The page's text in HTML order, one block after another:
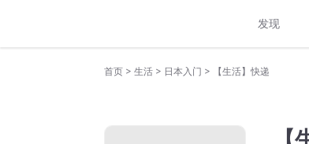
发现
首页 > 生活 > 日本入门 > 【生活】快递